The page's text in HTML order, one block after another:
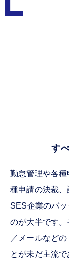
す
勤怠管理や各
種申請の決裁
SES企業のバ
のが大半です
／メールなど
とが未だ主流